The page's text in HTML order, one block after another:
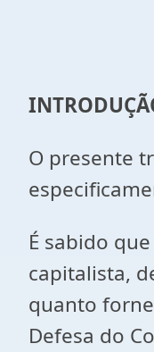
O presente
É sabido
capitalista,
quanto
Defesa do